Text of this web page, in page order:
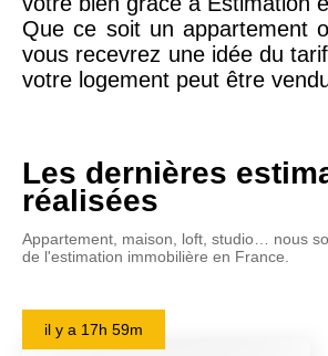
Que ce soit un appartement
vous recevrez une idée du
votre logement peut être
Les dernières
réalisées
Appartement, maison, loft, studio… nous
de l'estimation immobilière en France.
il y a 17h 59m